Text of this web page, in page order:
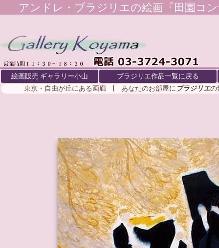
アンドレ・ブラジリエの絵画『田園コ
絵画販売 ギャラリー小山
ブラジリエ作品一覧に戻る
東京・自由が丘にある画廊 | あなたのお部屋に ブラジリエの